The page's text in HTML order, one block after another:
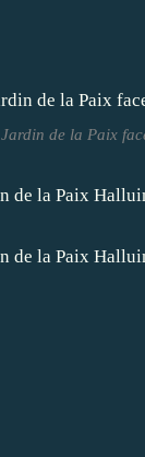
Jardin de la Paix